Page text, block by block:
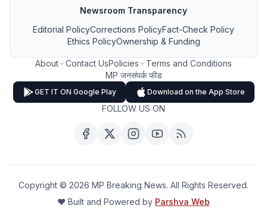
Newsroom Transparency
Editorial PolicyCorrections PolicyFact-Check Policy
Ethics PolicyOwnership & Funding
About Contact UsPolicies
Terms and Conditions
MP जनसंपर्क फीड
GET IT ON Google Play Download on the App Store
FOLLOW US ON
Copyright © 2026 MP Breaking News. All Rights Reserved.
❤️ Built and Powered by Parshva Web